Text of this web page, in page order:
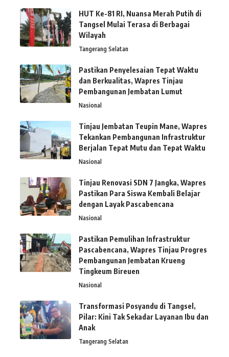
HUT Ke-81 RI, Nuansa Merah Putih di
Tangsel Mulai Terasa di Berbagai
Wilayah
Tangerang Selatan
Pastikan Penyelesaian Tepat Waktu
dan Berkualitas, Wapres Tinjau
Pembangunan Jembatan Lumut
Nasional
Tinjau Jembatan Teupin Mane, Wapres
Tekankan Pembangunan Infrastruktur
Berjalan Tepat Mutu dan Tepat Waktu
Nasional
Tinjau Renovasi SDN 7 Jangka, Wapres
Pastikan Para Siswa Kembali Belajar
dengan Layak Pascabencana
Nasional
Pastikan Pemulihan Infrastruktur
Pascabencana, Wapres Tinjau Progres
Pembangunan Jembatan Krueng
Tingkeum Bireuen
Nasional
Transformasi Posyandu di Tangsel,
Pilar: Kini Tak Sekadar Layanan Ibu dan
Anak
Tangerang Selatan